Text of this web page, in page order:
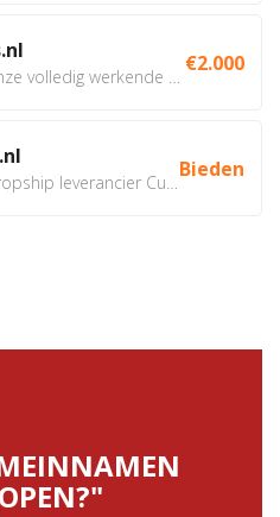
€2.000
Bieden